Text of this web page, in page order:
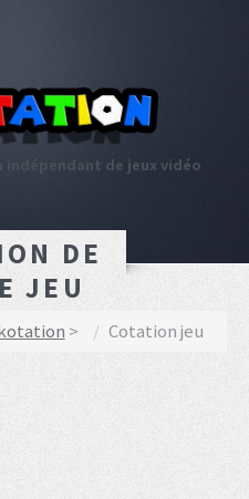
de jeux vidéo
DE
JEU
Cotation jeu